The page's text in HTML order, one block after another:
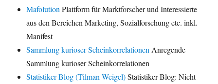
Mafolution Plattform für Marktforscher und Interessierte
aus den Bereichen Marketing, Sozialforschung etc. inkl.
Manifest
Sammlung kurioser Scheinkorrelationen Anregende
Sammlung kurioser Scheinkorrelationen
Statistiker-Blog (Tilman Weigel)Statistiker-Blog: Nicht